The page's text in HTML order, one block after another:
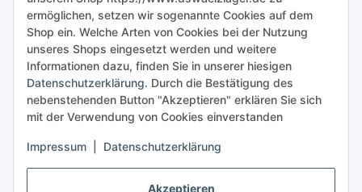
Akzeptieren
ermöglichen, setzen wir sogenannte Cookies auf dem
Shop ein. Welche Arten von Cookies bei der Nutzung
unseres Shops eingesetzt werden und weitere
Informationen dazu, finden Sie in unserer hiesigen
Datenschutzerklärung. Durch die Bestätigung des
nebenstehenden Button "Akzeptieren" erklären Sie sich
mit der Verwendung von Cookies einverstanden
Impressum Datenschutzerklärung